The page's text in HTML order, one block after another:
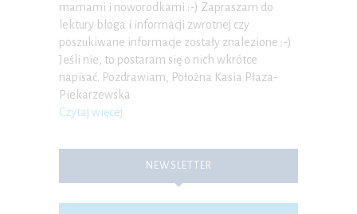
mamami i noworodkami :-) Zapraszam do
lektury bloga i informacji zwrotnej czy
poszukiwane informacje zostały znalezione :-)
Jeśli nie, to postaram się o nich wkrótce
napisać. Pozdrawiam, Położna Kasia Płaza-
Piekarzewska
Czytaj więcej
NEWSLETTER